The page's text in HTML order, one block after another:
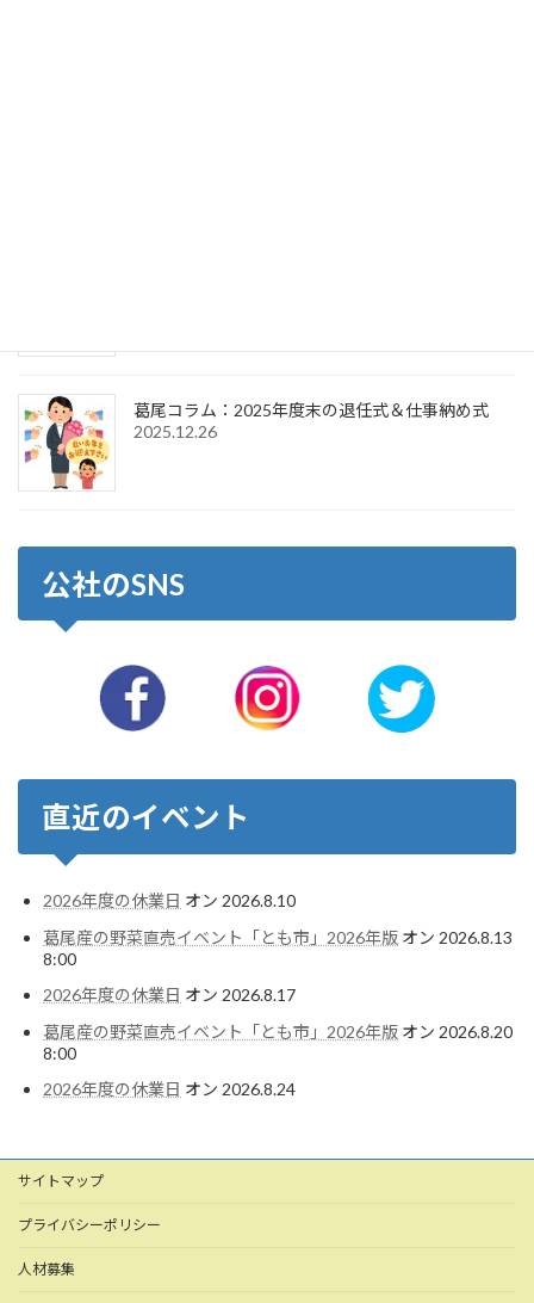
葛尾コラム：2025年度末の退任式＆仕事納め式
2025.12.26
公社のSNS
直近のイベント
2026年度の休業日 オン 2026.8.10
葛尾産の野菜直売イベント「とも市」2026年版 オン 2026.8.13
8:00
2026年度の休業日 オン 2026.8.17
葛尾産の野菜直売イベント「とも市」2026年版 オン 2026.8.20
8:00
2026年度の休業日 オン 2026.8.24
サイトマップ
プライバシーポリシー
人材募集